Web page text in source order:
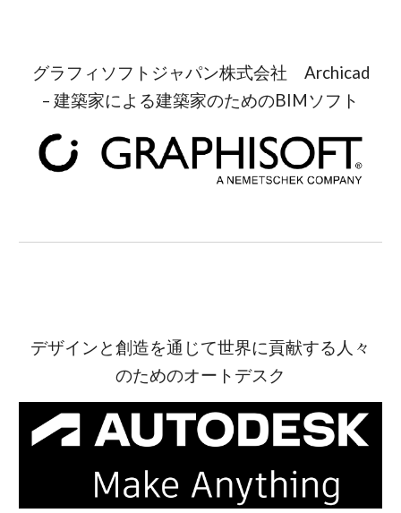
グラフィソフトジャパン株式会社 Archicad
– 建築家による建築家のためのBIMソフト
デザインと創造を通じて世界に貢献する人々
のためのオートデスク